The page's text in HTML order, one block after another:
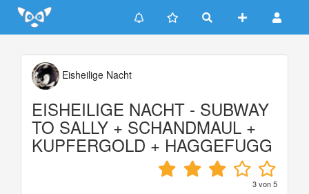
Update cookies preferences
Eisheilige Nacht
EISHEILIGE NACHT - SUBWAY
TO SALLY + SCHANDMAUL +
KUPFERGOLD + HAGGEFUGG
3von5